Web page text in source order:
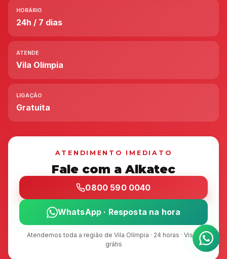
HORÁRIO
24h / 7 dias
ATENDE
Vila Olímpia
LIGAÇÃO
Gratuita
ATENDIMENTO IMEDIATO
Fale com a Alkatec
0800 590 0040
WhatsApp · Resposta na hora
Atendemos toda a região de Vila Olímpia · 24 horas · Visita
grátis